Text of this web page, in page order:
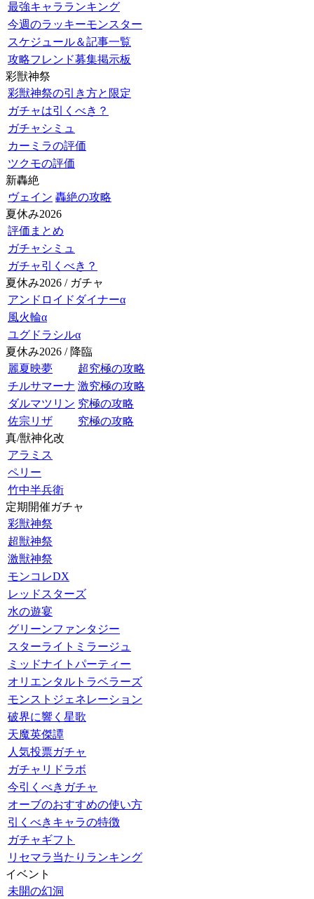
最強キャラランキング
今週のラッキーモンスター
スケジュール＆記事一覧
攻略フレンド募集掲示板
彩獣神祭
彩獣神祭の引き方と限定
ガチャは引くべき？
ガチャシミュ
カーミラの評価
ツクモの評価
新轟絶
ヴェイン 轟絶の攻略
夏休み2026
評価まとめ
ガチャシミュ
ガチャ引くべき？
夏休み2026 / ガチャ
アンドロイドダイナーα
風火輪α
ユグドラシルα
夏休み2026 / 降臨
麗夏映夢
超究極の攻略
チルサマーナ 激究極の攻略
ダルマツリン 究極の攻略
佐宗リザ
究極の攻略
真/獣神化改
アラミス
ペリー
竹中半兵衛
定期開催ガチャ
彩獣神祭
超獣神祭
激獣神祭
モンコレDX
レッドスターズ
水の遊宴
グリーンファンタジー
スターライトミラージュ
ミッドナイトパーティー
オリエンタルトラベラーズ
モンストジェネレーション
破界に響く星歌
天魔英傑譚
人気投票ガチャ
ガチャリドラボ
今引くべきガチャ
オーブのおすすめの使い方
引くべきキャラの特徴
ガチャギフト
リセマラ当たりランキング
イベント
未開の幻洞